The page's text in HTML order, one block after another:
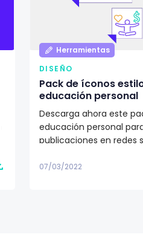
Herramientas
DISEÑO
Pack de íconos
educación personal
Descarga ahora este
educación personal
publicaciones en redes
07/03/2022